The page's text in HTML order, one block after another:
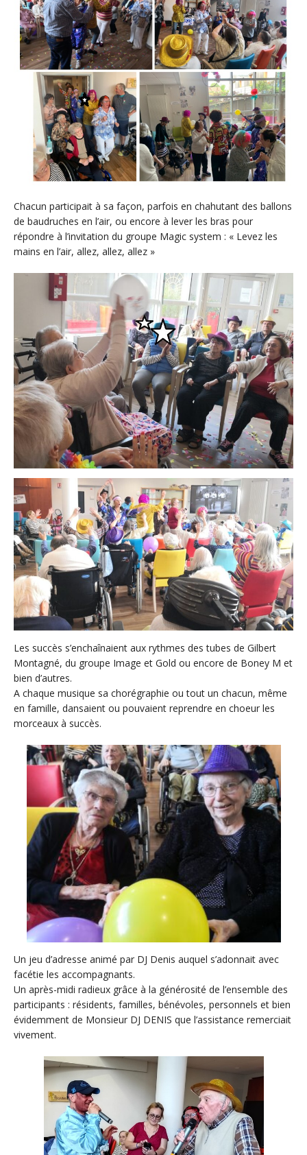
Chacun participait à sa façon, parfois en chahutant des ballons
de baudruches en l’air, ou encore à lever les bras pour
répondre à l’invitation du groupe Magic system : « Levez les
mains en l’air, allez, allez, allez »
Les succès s’enchaînaient aux rythmes des tubes de Gilbert
Montagné, du groupe Image et Gold ou encore de Boney M et
bien d’autres.
A chaque musique sa chorégraphie ou tout un chacun, même
en famille, dansaient ou pouvaient reprendre en choeur les
morceaux à succès.
Un jeu d’adresse animé par DJ Denis auquel s’adonnait avec
facétie les accompagnants.
Un après-midi radieux grâce à la générosité de l’ensemble des
participants : résidents, familles, bénévoles, personnels et bien
évidemment de Monsieur DJ DENIS que l’assistance remerciait
vivement.